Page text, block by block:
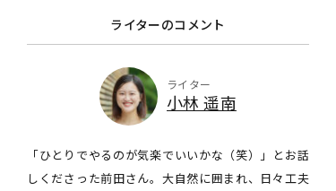
ライターのコメント
ライター
小林 遥南
「ひとりでやるのが気楽でいいかな（笑）」とお話
しくださった前田さん。大自然に囲まれ、日々工夫